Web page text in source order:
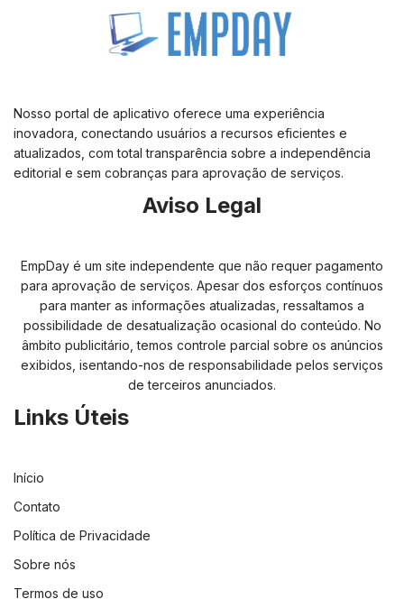
Nosso portal de aplicativo oferece uma experiência
inovadora, conectando usuários a recursos eficientes e
atualizados, com total transparência sobre a independência
editorial e sem cobranças para aprovação de serviços.
Aviso Legal
EmpDay é um site independente que não requer pagamento
para aprovação de serviços. Apesar dos esforços contínuos
para manter as informações atualizadas, ressaltamos a
possibilidade de desatualização ocasional do conteúdo. No
âmbito publicitário, temos controle parcial sobre os anúncios
exibidos, isentando-nos de responsabilidade pelos serviços
de terceiros anunciados.
Links Úteis
Início
Contato
Política de Privacidade
Sobre nós
Termos de uso